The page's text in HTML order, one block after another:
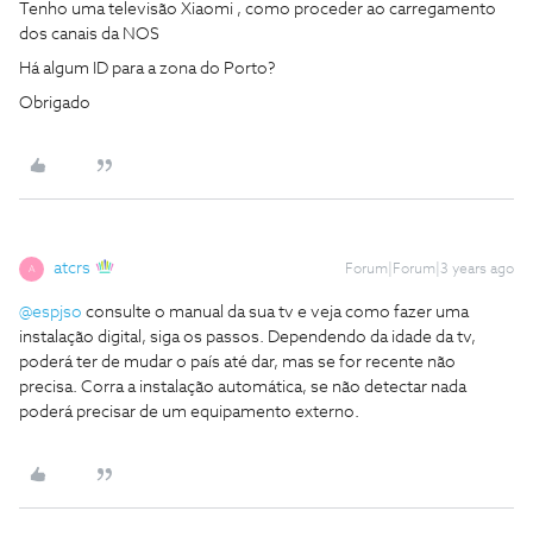
Tenho uma televisão Xiaomi , como proceder ao carregamento
dos canais da NOS
Há algum ID para a zona do Porto?
Obrigado
A atcrs Forum|Forum|3 years ago
@espjso consulte o manual da sua tv e veja como fazer uma
instalação digital, siga os passos. Dependendo da idade da tv,
poderá ter de mudar o país até dar, mas se for recente não
precisa. Corra a instalação automática, se não detectar nada
poderá precisar de um equipamento externo.